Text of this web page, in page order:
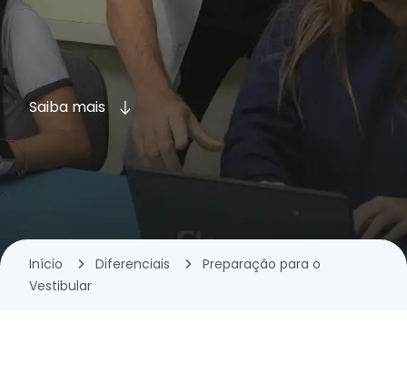
Saiba mais
Início Diferenciais
Preparação para o
Vestibular